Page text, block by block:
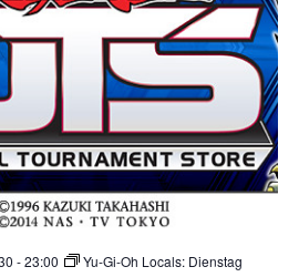
-23:00 Yu-Gi-Oh Locals: Dienstag